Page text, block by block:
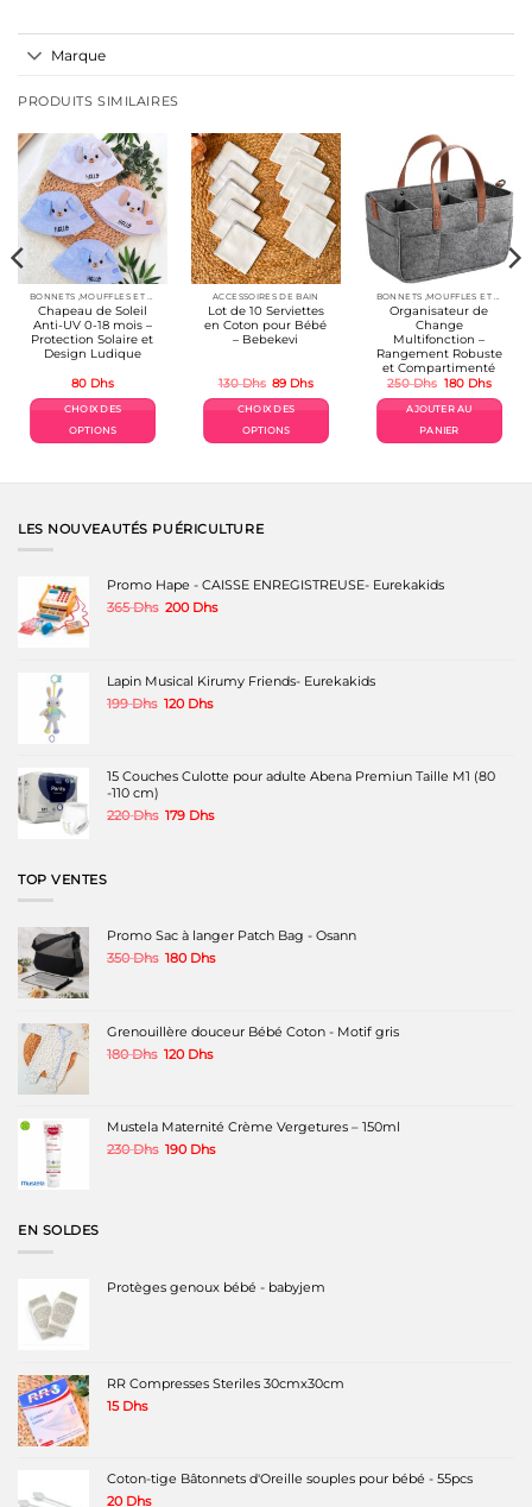
Marque
PRODUITS SIMILAIRES
BONNETS ,MOUFFLES ET ACCESSOIRES
Chapeau de Soleil
Anti-UV 0-18 mois –
Protection Solaire et
Design Ludique
80 Dhs
CHOIX DES
OPTIONS
a
variations.
être
choisies
produit
ACCESSOIRES DE BAIN
Lot de 10 Serviettes
en Coton pour Bébé
– Bebekevi
130Dhs Le
initial
était :
130 Dhs.
89 DhsLe
actuel
CHOIX DES
OPTIONS
a
être
du
BONNETS ,MOUFFLES ET ACCESSOIRES
Organisateur de
Change
Multifonction –
Rangement Robuste
et Compartimenté
250Dhs Le
initial
était :
250 Dhs.
180 DhsLe
actuel
AJOUTER AU
PANIER
LES NOUVEAUTÉS PUÉRICULTURE
Promo Hape - CAISSE ENREGISTREUSE- Eurekakids
365Dhs Le
365 Dhs.
200 DhsLe
200 Dhs.
Lapin Musical Kirumy Friends- Eurekakids
199Dhs Le
199 Dhs.
120 DhsLe
120 Dhs.
15 Couches Culotte pour adulte Abena Premiun Taille M1 (80
-110 cm)
220Dhs Le
179 DhsLe
TOP VENTES
Promo Sac à langer Patch Bag - Osann
350Dhs Le
350 Dhs.
180 DhsLe
180 Dhs.
Grenouillère douceur Bébé Coton - Motif gris
180Dhs Le
180 Dhs.
120 DhsLe
120 Dhs.
Mustela Maternité Crème Vergetures – 150ml
230Dhs Le
190 DhsLe
EN SOLDES
Protèges genoux bébé - babyjem
RR Compresses Steriles 30cmx30cm
15 Dhs
Coton-tige Bâtonnets d'Oreille souples pour bébé - 55pcs
20 Dhs